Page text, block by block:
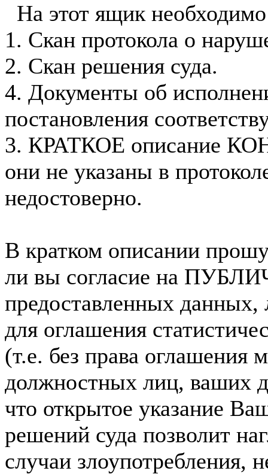
На этот ящик
1. Скан протокола о
2. Скан решения суда.
4. Документы об
постановления
3. КРАТКОЕ описание
они не указаны в
недостоверно.
В кратком описании
ли вы согласие на
предоставленных данных,
для оглашения
(т.е. без права оглашения
должностных лиц,
что открытое указание
решений суда позволит
случаи злоупотребления,